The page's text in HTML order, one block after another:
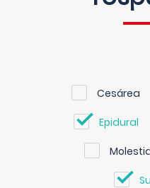
Cesárea
Epidural